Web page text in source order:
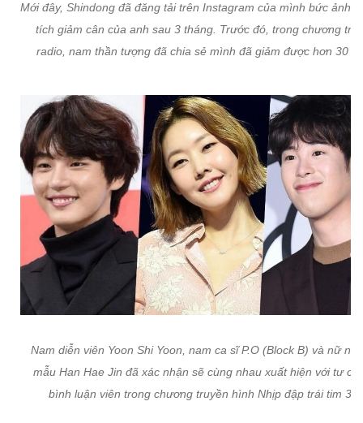
Mới đây, Shindong đã đăng tải trên Instagram của mình bức ảnh
tích giảm cân của anh sau 3 tháng. Trước đó, trong chương
radio, nam thần tượng đã chia sẻ mình đã giảm được hơn 30
Nam diễn viên Yoon Shi Yoon, nam ca sĩ P.O (Block B) và nữ
mẫu Han Hae Jin đã xác nhận sẽ cùng nhau xuất hiện với tư
bình luận viên trong chương truyền hình Nhịp đập trái tim 3.